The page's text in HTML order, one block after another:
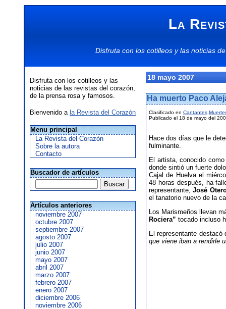
La
Disfruta con los cotilleosy las noticias
Disfruta con los cotilleos y las
noticias de las revistas del corazón,
de la prensa rosa y famosos.
Bienvenido a la Revista del Corazón
Menu principal
La Revista del Corazón
Sobre la autora
Contacto
Buscador de artículos
Artículos anteriores
noviembre 2007
octubre 2007
septiembre 2007
agosto 2007
julio 2007
junio 2007
mayo 2007
abril 2007
marzo 2007
febrero 2007
enero 2007
diciembre 2006
noviembre 2006
18 mayo 2007
Ha muerto Paco
Clasificado en Cantantes
Publicado el 18 de mayo del
Hace dos días que le
fulminante.
El artista, conocido como
donde sintió un fuerte
Cajal de Huelva el
48 horas después, ha
representante,José
el tanatorio nuevo de la
Los Marismeños llevan
Rociera” tocado incluso
El representante
que viene iban a rendirle